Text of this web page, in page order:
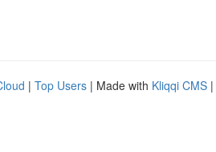
| Top Users | Made with Kliqqi CMS |